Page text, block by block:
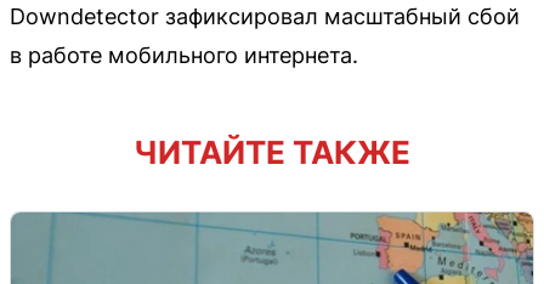
Downdetector зафиксировал масштабный сбой
в работе мобильного интернета.
ЧИТАЙТЕ ТАКЖЕ